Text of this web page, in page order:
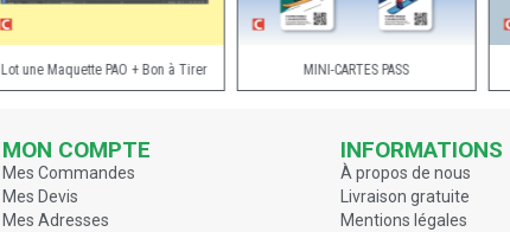
Lot une Maquette PAO + Bon à Tirer MINI-CARTES PASS
MON COMPTE
Mes Commandes
Mes Devis
Mes Adresses
INFORMATIONS
À propos de nous
Livraison gratuite
Mentions légales